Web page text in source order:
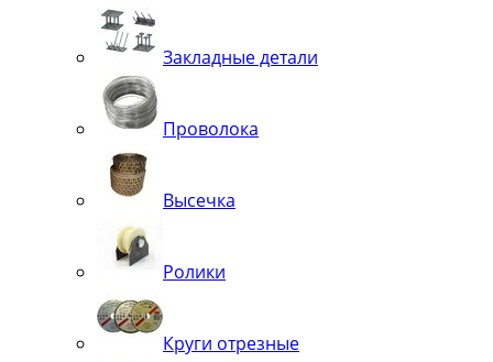
Закладные детали
Проволока
Высечка
Ролики
Круги отрезные